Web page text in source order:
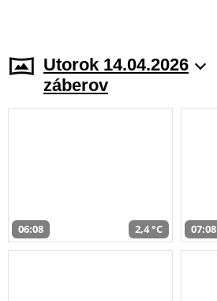
Utorok 14.04.2026
záberov
06:08 2,4 °C 07:08